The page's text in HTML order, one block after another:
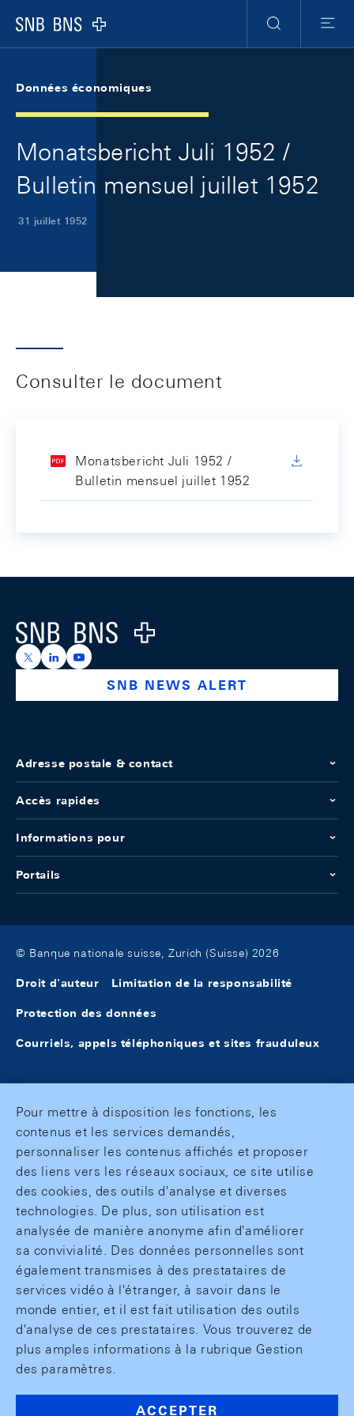
Logo
RechercheMenu
Données économiques
Monatsbericht Juli 1952 /
Bulletin mensuel juillet 1952
31 juillet 1952
Consulter le document
Monatsbericht Juli 1952 /
Bulletin mensuel juillet 1952
Logo
https://x.com/snb_bns
https://ch.linkedin.com/company/swiss-national-
https://www.youtube.com/@swissnationalbank
SNB NEWS ALERT
Adresse postale & contact
Accès rapides
Informations pour
Portails
© Banque nationale suisse, Zurich (Suisse) 2026
Droit d'auteur Limitation de la responsabilité
Protection des données
Courriels, appels téléphoniques et sites frauduleux
Pour mettre à disposition les fonctions, les
contenus et les services demandés,
personnaliser les contenus affichés et proposer
des liens vers les réseaux sociaux, ce site utilise
des cookies, des outils d'analyse et diverses
technologies. De plus, son utilisation est
analysée de manière anonyme afin d'améliorer
sa convivialité. Des données personnelles sont
également transmises à des prestataires de
services vidéo à l'étranger, à savoir dans le
monde entier, et il est fait utilisation des outils
d'analyse de ces prestataires. Vous trouverez de
plus amples informations à la rubrique Gestion
des paramètres.
ACCEPTER